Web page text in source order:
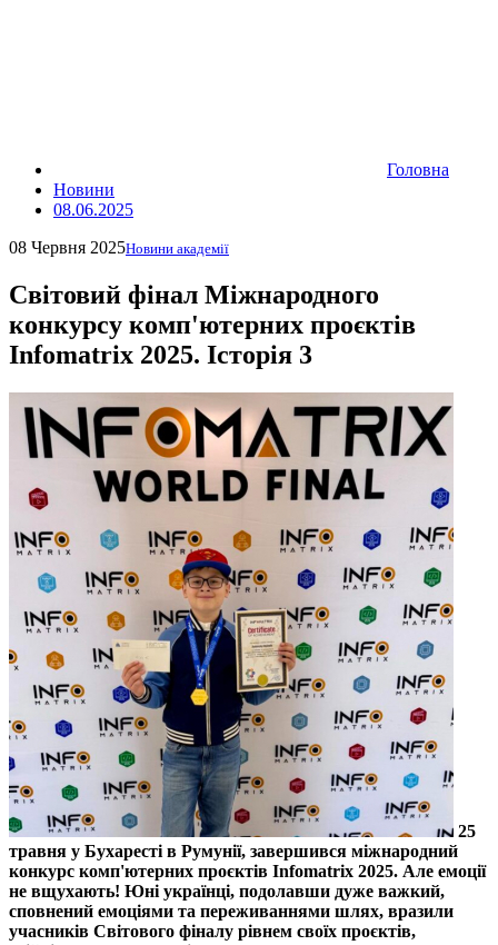
Головна
Новини
08.06.2025
08 Червня 2025Новини академії
Світовий фінал Міжнародного
конкурсу комп'ютерних проєктів
Infomatrix 2025. Історія 3
25
травня у Бухаресті в Румунії, завершився міжнародний
конкурс комп'ютерних проєктів Infomatrix 2025. Але емоції
не вщухають! Юні українці, подолавши дуже важкий,
сповнений емоціями та переживаннями шлях, вразили
учасників Світового фіналу рівнем своїх проєктів,